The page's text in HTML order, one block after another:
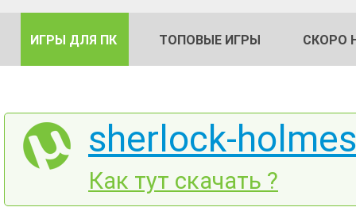
ИГРЫ ДЛЯ ПК ТОПОВЫЕ ИГРЫ СКОРО
sherlock-
Как тут скачать ?